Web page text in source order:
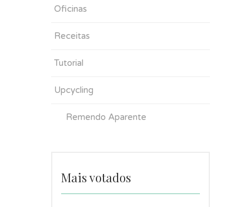
Oficinas
Receitas
Tutorial
Upcycling
Remendo Aparente
Mais votados